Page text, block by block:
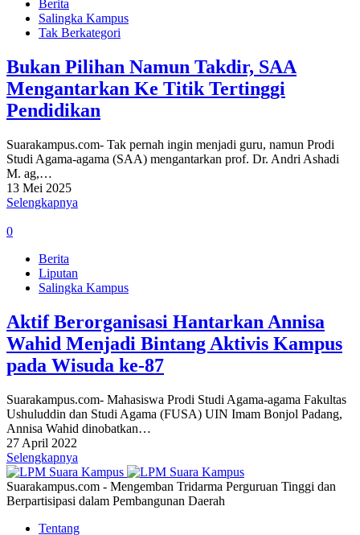
Berita
Salingka Kampus
Tak Berkategori
Bukan Pilihan Namun Takdir, SAA
Mengantarkan Ke Titik Tertinggi
Pendidikan
Suarakampus.com- Tak pernah ingin menjadi guru, namun Prodi
Studi Agama-agama (SAA) mengantarkan prof. Dr. Andri Ashadi
M. ag,…
13 Mei 2025
Selengkapnya
0
Berita
Liputan
Salingka Kampus
Aktif Berorganisasi Hantarkan Annisa
Wahid Menjadi Bintang Aktivis Kampus
pada Wisuda ke-87
Suarakampus.com- Mahasiswa Prodi Studi Agama-agama Fakultas
Ushuluddin dan Studi Agama (FUSA) UIN Imam Bonjol Padang,
Annisa Wahid dinobatkan…
27 April 2022
Selengkapnya
Suarakampus.com - Mengemban Tridarma Perguruan Tinggi dan
Berpartisipasi dalam Pembangunan Daerah
Tentang